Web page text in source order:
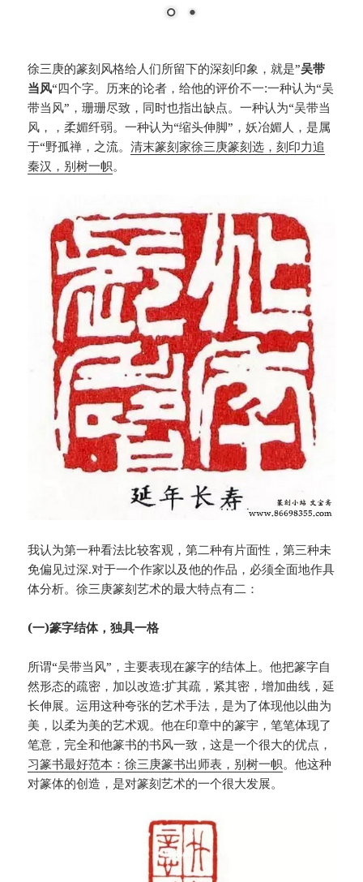
徐三庚的篆刻风格给人们所留下的深刻印象，就是”吴带
当风“四个字。历来的论者，给他的评价不一:一种认为“吴
带当风”，珊珊尽致，同时也指出缺点。一种认为“吴带当
风，，柔媚纤弱。一种认为“缩头伸脚”，妖冶媚人，是属
于“野孤禅，之流。清末篆刻家徐三庚篆刻选，刻印力追
秦汉，别树一帜。
我认为第一种看法比较客观，第二种有片面性，第三种未
免偏见过深.对于一个作家以及他的作品，必须全面地作具
体分析。徐三庚篆刻艺术的最大特点有二：
(一)篆字结体，独具一格
所谓“吴带当风”，主要表现在篆字的结体上。他把篆字自
然形态的疏密，加以改造:扩其疏，紧其密，增加曲线，延
长伸展。运用这种夸张的艺术手法，是为了体现他以曲为
美，以柔为美的艺术观。他在印章中的篆宇，笔笔体现了
笔意，完全和他篆书的书风一致，这是一个很大的优点，
习篆书最好范本：徐三庚篆书出师表，别树一帜。他这种
对篆体的创造，是对篆刻艺术的一个很大发展。